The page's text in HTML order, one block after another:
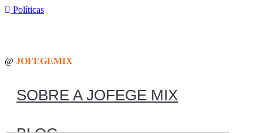
Políticas
@ JOFEGEMIX
SOBRE A JOFEGE MIX